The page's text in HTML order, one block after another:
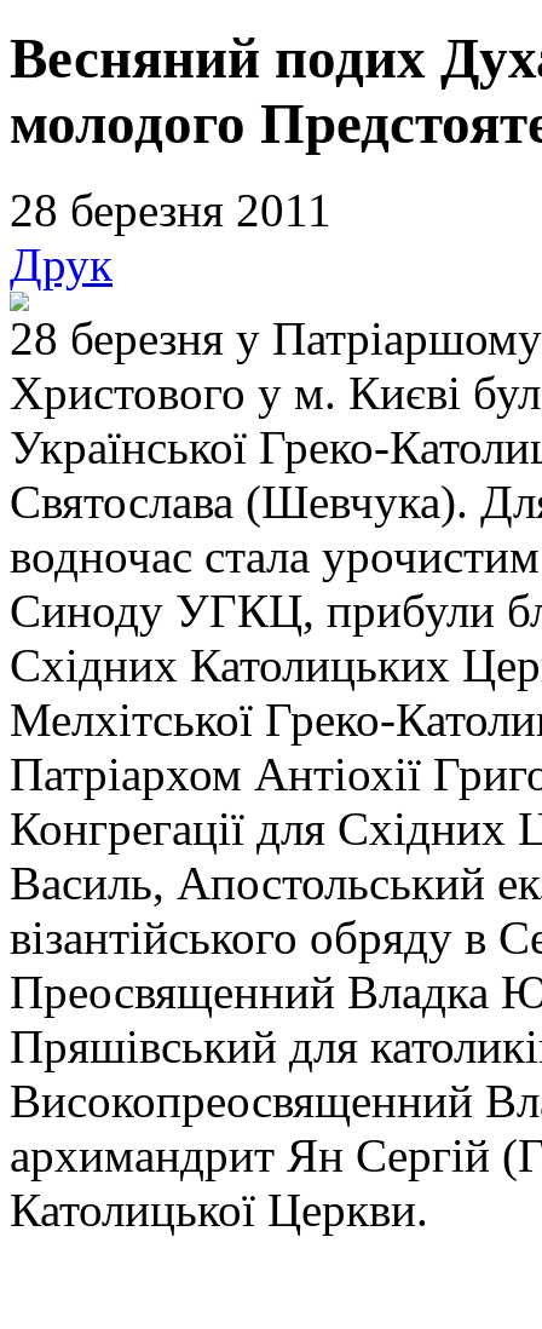
Весняний подих
молодого
28 березня 2011
Друк
28 березня у
Христового у м. Києві
Української Греко-
Святослава (Шевчука). Для
водночас стала
Синоду УГКЦ, прибули
Східних Католицьких
Мелхітської Греко-
Патріархом Антіохії
Конгрегації для
Василь, Апостольський
візантійського обряду в
Преосвященний Владка
Пряшівський для
Високопреосвященний
архимандрит Ян Сергій
Католицької Церкви.